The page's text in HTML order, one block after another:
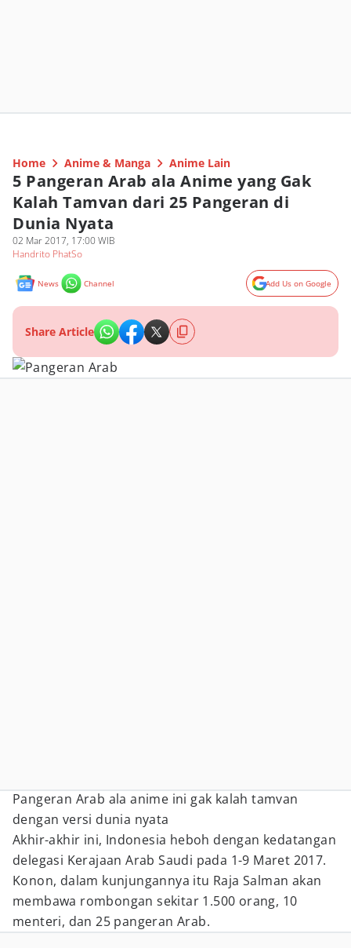
Home Anime & Manga Anime Lain
5 Pangeran Arab ala Anime yang Gak
Kalah Tamvan dari 25 Pangeran di
Dunia Nyata
02 Mar 2017, 17:00 WIB
Handrito PhatSo
News Channel Add Us on Google
Share Article
Pangeran Arab ala anime ini gak kalah tamvan
dengan versi dunia nyata
Akhir-akhir ini, Indonesia heboh dengan kedatangan
delegasi Kerajaan Arab Saudi pada 1-9 Maret 2017.
Konon, dalam kunjungannya itu Raja Salman akan
membawa rombongan sekitar 1.500 orang, 10
menteri, dan 25 pangeran Arab.